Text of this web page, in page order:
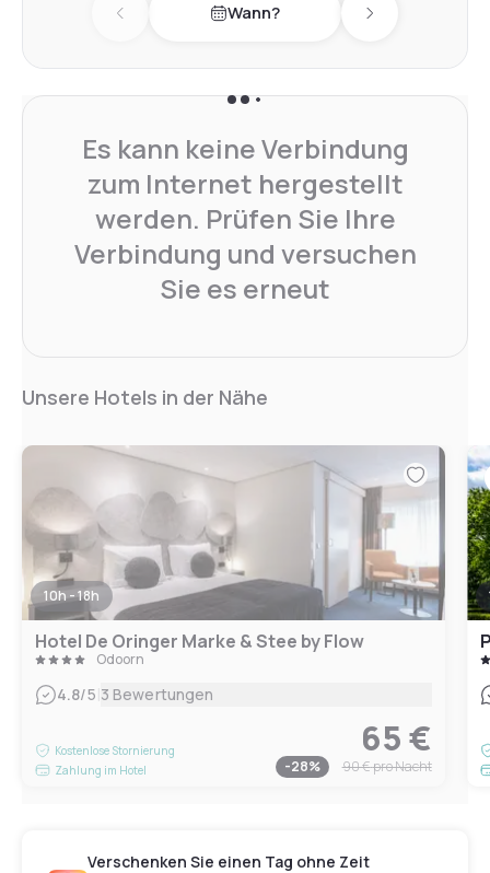
Previous day Wann? Next day
Es kann keine Verbindung
zum Internet hergestellt
werden. Prüfen Sie Ihre
Verbindung und versuchen
Sie es erneut
Unsere Hotels in der Nähe
10h - 18h
Hotel De Oringer Marke & Stee by Flow
Odoorn
4.8/5|3 Bewertungen
Kostenlose Stornierung
Zahlung im Hotel
65 €
-28% 90 €pro Nacht
Verschenken Sie einen Tag ohne Zeit